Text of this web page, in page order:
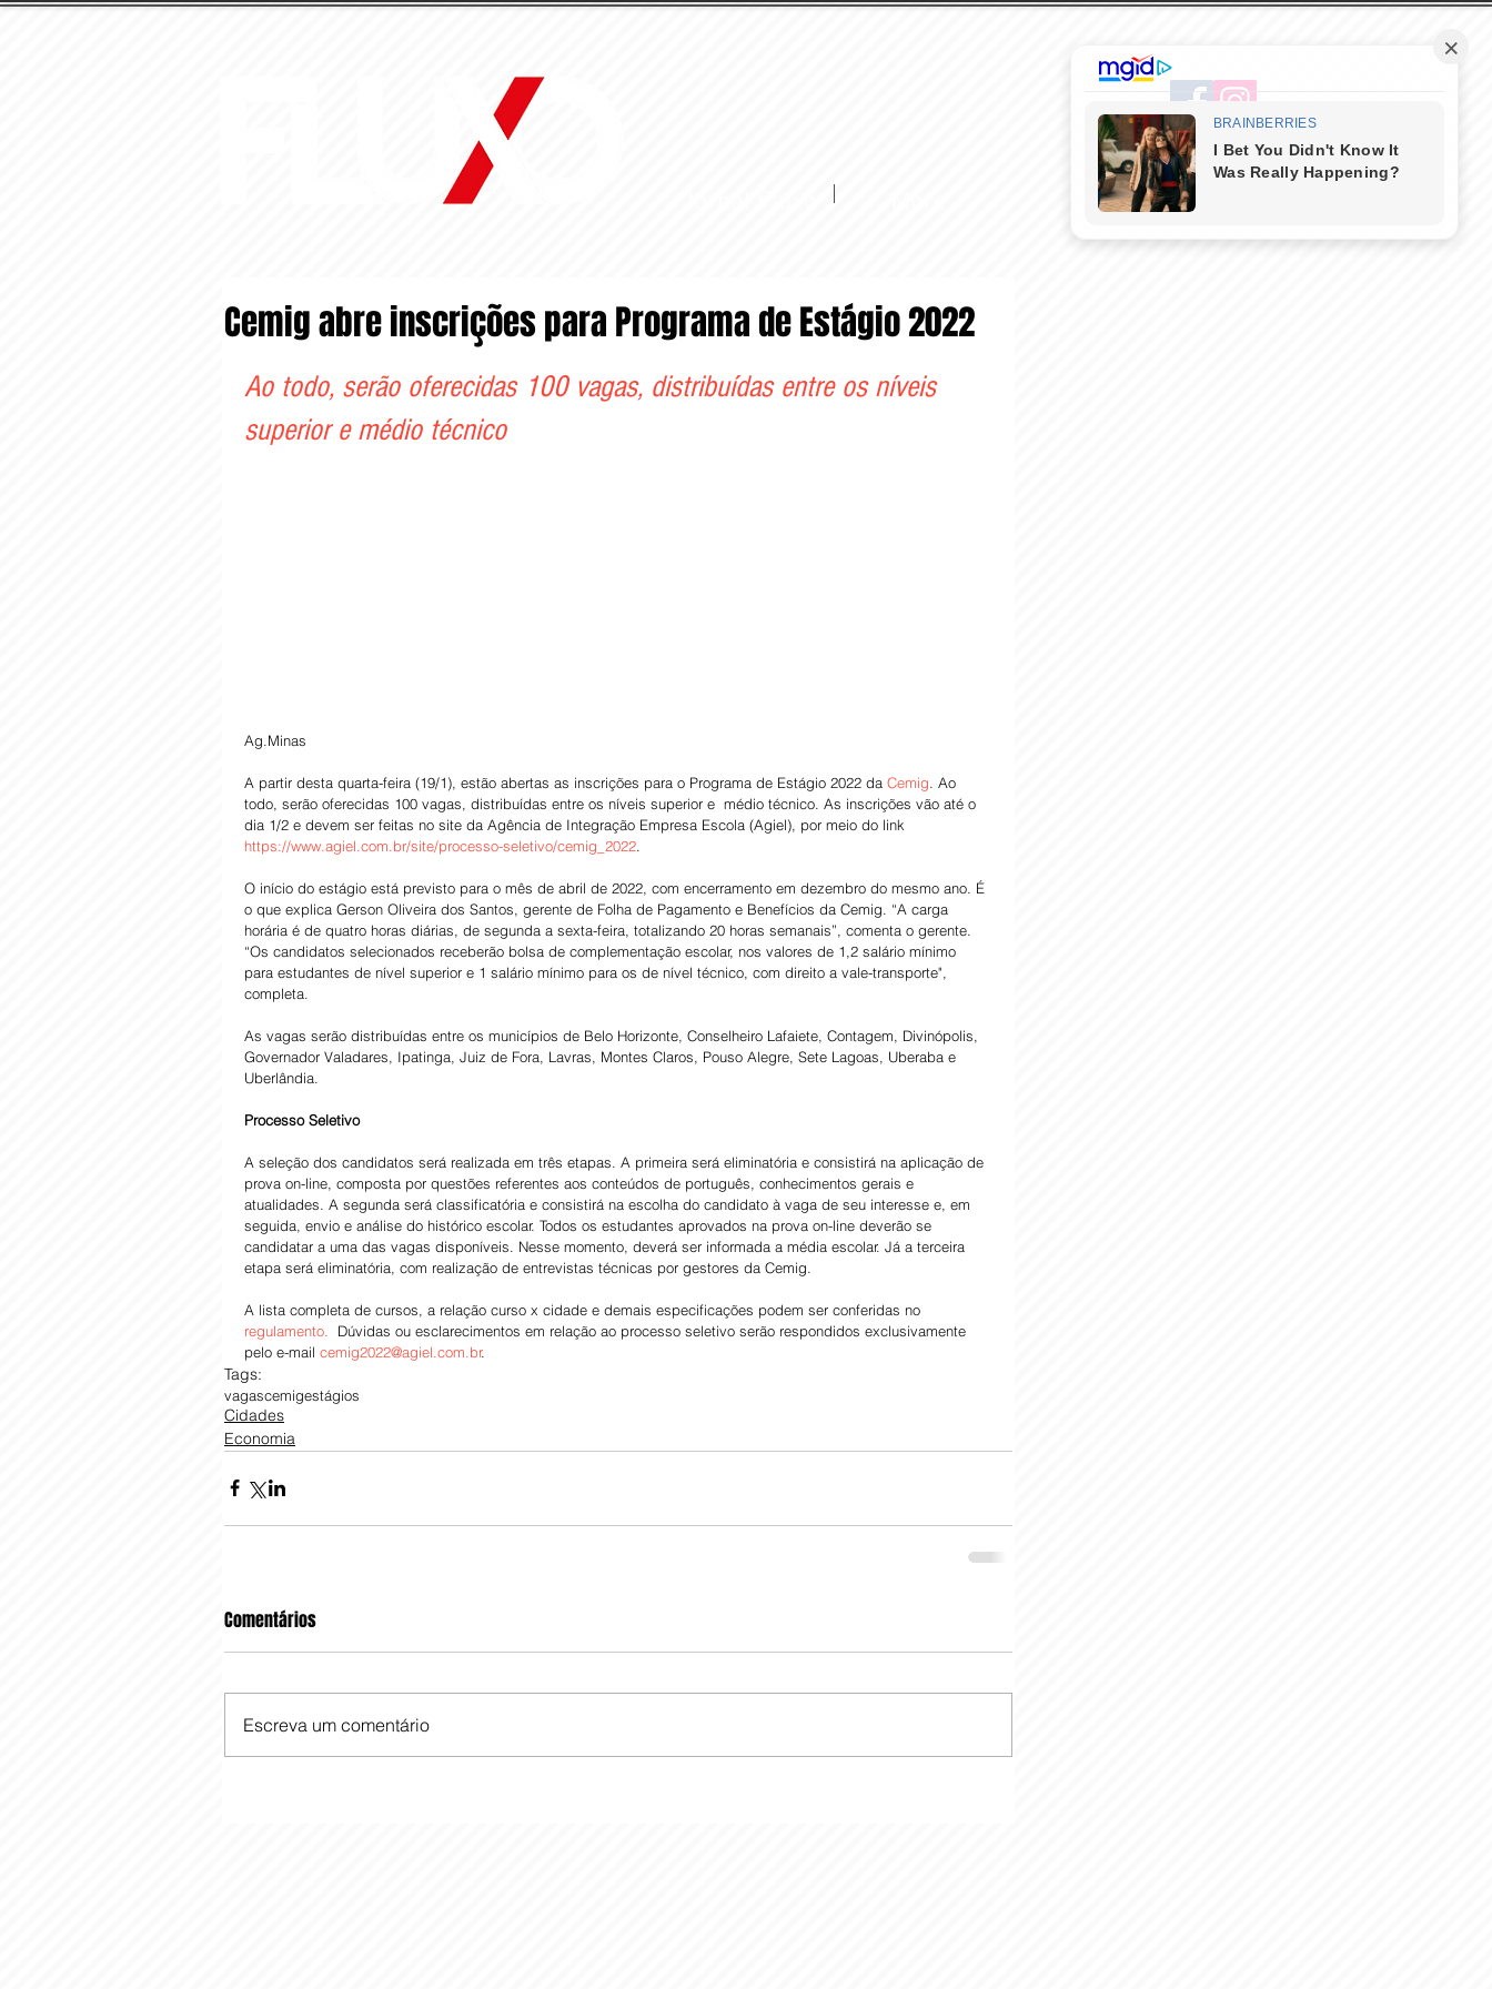
Cemig abre inscrições para Programa de Estágio 2022
Ao todo, serão oferecidas 100 vagas, distribuídas entre os níveis
superior e médio técnico
Ag.Minas
A partir desta quarta-feira (19/1), estão abertas as inscrições para o Programa de Estágio 2022 da Cemig. Ao
todo, serão oferecidas 100 vagas, distribuídas entre os níveis superior e  médio técnico. As inscrições vão até o
dia 1/2 e devem ser feitas no site da Agência de Integração Empresa Escola (Agiel), por meio do link
https://www.agiel.com.br/site/processo-seletivo/cemig_2022.
O início do estágio está previsto para o mês de abril de 2022, com encerramento em dezembro do mesmo ano. É
o que explica Gerson Oliveira dos Santos, gerente de Folha de Pagamento e Benefícios da Cemig. “A carga
horária é de quatro horas diárias, de segunda a sexta-feira, totalizando 20 horas semanais”, comenta o gerente.
“Os candidatos selecionados receberão bolsa de complementação escolar, nos valores de 1,2 salário mínimo
para estudantes de nível superior e 1 salário mínimo para os de nível técnico, com direito a vale-transporte",
completa.
As vagas serão distribuídas entre os municípios de Belo Horizonte, Conselheiro Lafaiete, Contagem, Divinópolis,
Governador Valadares, Ipatinga, Juiz de Fora, Lavras, Montes Claros, Pouso Alegre, Sete Lagoas, Uberaba e
Uberlândia.
Processo Seletivo
A seleção dos candidatos será realizada em três etapas. A primeira será eliminatória e consistirá na aplicação de
prova on-line, composta por questões referentes aos conteúdos de português, conhecimentos gerais e
atualidades. A segunda será classificatória e consistirá na escolha do candidato à vaga de seu interesse e, em
seguida, envio e análise do histórico escolar. Todos os estudantes aprovados na prova on-line deverão se
candidatar a uma das vagas disponíveis. Nesse momento, deverá ser informada a média escolar. Já a terceira
etapa será eliminatória, com realização de entrevistas técnicas por gestores da Cemig.
A lista completa de cursos, a relação curso x cidade e demais especificações podem ser conferidas no
regulamento.
  Dúvidas ou esclarecimentos em relação ao processo seletivo serão respondidos exclusivamente
pelo e-mail cemig2022@agiel.com.br.
Tags:
vagascemigestágios
Cidades
Economia
Comentários
Escreva um comentário